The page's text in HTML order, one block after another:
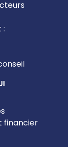
:
financier